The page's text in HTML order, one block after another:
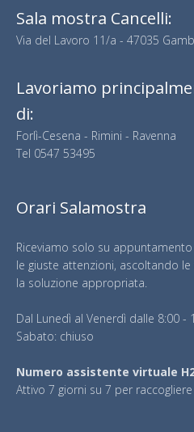
Sala mostra Cancelli:
Via del Lavoro 11/a - 47035
Lavoriamo
di:
Forlì-Cesena - Rimini - Ravenna
Tel 0547 53495
Orari Salamostra
Riceviamo solo su
le giuste attenzioni, ascoltando
la soluzione appropriata.
Dal Lunedì al Venerdì dalle 8:00 -
Sabato: chiuso
Numero assistente virtuale
Attivo 7 giorni su 7 per